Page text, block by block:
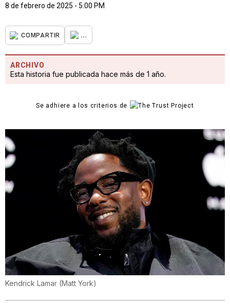
8 de febrero de 2025 - 5:00 PM
COMPARTIR ...
ARCHIVO
Esta historia fue publicada hace más de 1 año.
Se adhiere a los criterios de
Kendrick Lamar (Matt York)